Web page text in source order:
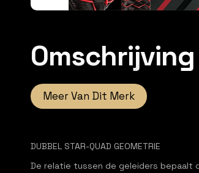
Omschrijving
Meer Van Dit Merk
DUBBEL STAR-QUAD GEOMETRIE
De relatie tussen de geleiders bepaalt